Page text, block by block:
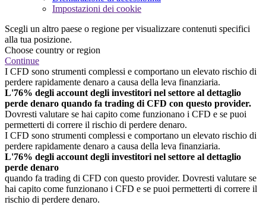
Impostazioni dei cookie
Scegli un altro paese o regione per visualizzare contenuti specifici
alla tua posizione.
Choose country or region
Continue
I CFD sono strumenti complessi e comportano un elevato rischio di
perdere rapidamente denaro a causa della leva finanziaria.
L'76% degli account degli investitori nel settore al dettaglio
perde denaro quando fa trading di CFD con questo provider.
Dovresti valutare se hai capito come funzionano i CFD e se puoi
permetterti di correre il rischio di perdere denaro.
I CFD sono strumenti complessi e comportano un elevato rischio di
perdere rapidamente denaro a causa della leva finanziaria.
L'76% degli account degli investitori nel settore al dettaglio
perde denaro
quando fa trading di CFD con questo provider. Dovresti valutare se
hai capito come funzionano i CFD e se puoi permetterti di correre il
rischio di perdere denaro.